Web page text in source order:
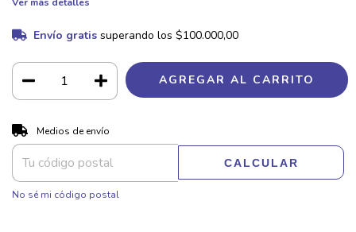
Envío gratis superando los $100.000,00
Entregas para el CP:
Medios de envío
CALCULAR
No sé mi código postal